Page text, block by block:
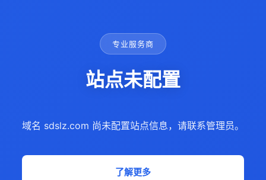
专业服务商
站点未配置
域名 sdslz.com 尚未配置站点信息，请联系管理员。
了解更多